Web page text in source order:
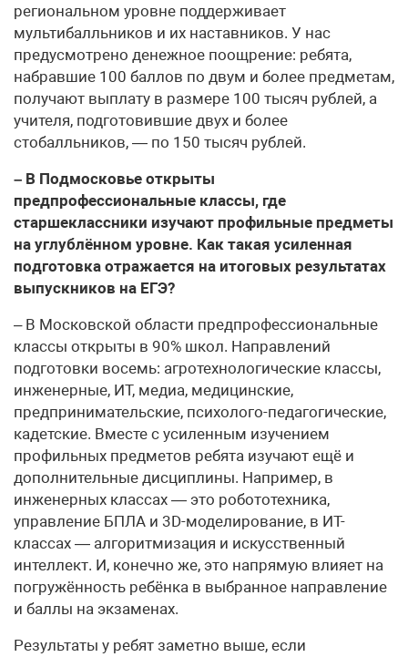
региональном уровне поддерживает
мультибалльников и их наставников. У нас
предусмотрено денежное поощрение: ребята,
набравшие 100 баллов по двум и более предметам,
получают выплату в размере 100 тысяч рублей, а
учителя, подготовившие двух и более
стобалльников, — по 150 тысяч рублей.
– В Подмосковье открыты
предпрофессиональные классы, где
старшеклассники изучают профильные предметы
на углублённом уровне. Как такая усиленная
подготовка отражается на итоговых результатах
выпускников на ЕГЭ?
– В Московской области предпрофессиональные
классы открыты в 90% школ. Направлений
подготовки восемь: агротехнологические классы,
инженерные, ИТ, медиа, медицинские,
предпринимательские, психолого-педагогические,
кадетские. Вместе с усиленным изучением
профильных предметов ребята изучают ещё и
дополнительные дисциплины. Например, в
инженерных классах — это робототехника,
управление БПЛА и 3D-моделирование, в ИТ-
классах — алгоритмизация и искусственный
интеллект. И, конечно же, это напрямую влияет на
погружённость ребёнка в выбранное направление
и баллы на экзаменах.
Результаты у ребят заметно выше, если